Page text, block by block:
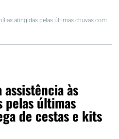
atingidas pelas últimas chuvas com
às
últimas
de cestas e kits